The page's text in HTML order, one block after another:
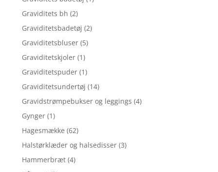
Graviditets bh (2)
Graviditetsbadetøj (2)
Graviditetsbluser (5)
Graviditetskjoler (1)
Graviditetspuder (1)
Graviditetsundertøj (14)
Gravidstrømpebukser og leggings (4)
Gynger (1)
Hagesmække (62)
Halstørklæder og halsedisser (3)
Hammerbræt (4)